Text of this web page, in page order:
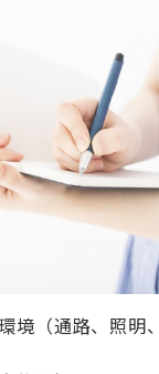
境（通路、照明